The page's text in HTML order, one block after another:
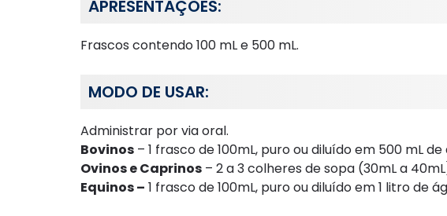
APRESENTAÇÕES:
Frascos contendo 100 mL e 500 mL.
MODO DE USAR:
Administrar por via oral.
Bovinos – 1 frasco de 100mL, puro ou diluído em 500 mL
Ovinos e Caprinos – 2 a 3 colheres de sopa (30mL a
Equinos – 1 frasco de 100mL, puro ou diluído em 1 litro de